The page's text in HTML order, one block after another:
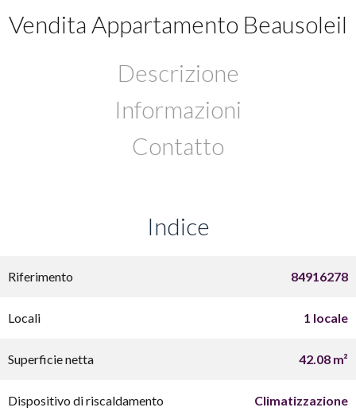
Vendita Appartamento Beausoleil
Descrizione
Informazioni
Contatto
Indice
Riferimento 84916278
Locali 1 locale
Superficie netta 42.08 m²
Dispositivo di riscaldamento Climatizzazione